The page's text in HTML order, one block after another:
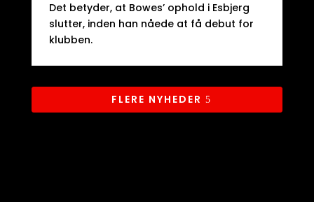
Det betyder, at Bowes’ ophold i Esbjerg
slutter, inden han nåede at få debut for
klubben.
FLERE NYHEDER